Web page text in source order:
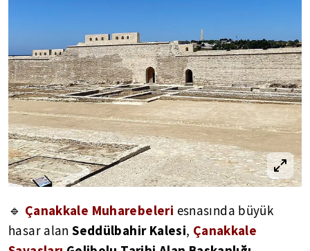
🔹 Çanakkale Muharebeleri esnasında büyük
hasar alanSeddülbahir Kalesi, Çanakkale